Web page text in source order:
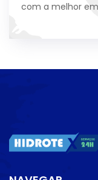
com a melhor